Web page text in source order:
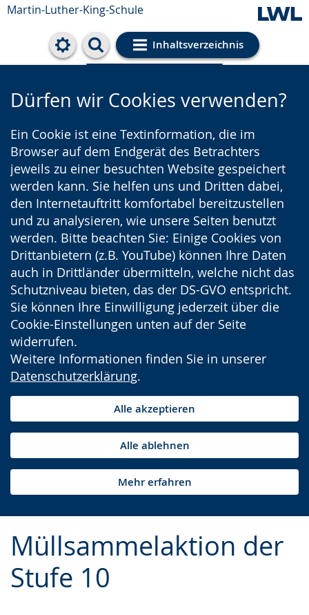
Martin-Luther-King-Schule
Inhaltsverzeichnis
Cookie-Einstellungen
Dürfen wir Cookies verwenden?
Ein Cookie ist eine Textinformation, die im
Browser auf dem Endgerät des Betrachters
jeweils zu einer besuchten Website gespeichert
werden kann. Sie helfen uns und Dritten dabei,
den Internetauftritt komfortabel bereitzustellen
und zu analysieren, wie unsere Seiten benutzt
werden. Bitte beachten Sie: Einige Cookies von
Drittanbietern (z.B. YouTube) können Ihre Daten
auch in Drittländer übermitteln, welche nicht das
Schutzniveau bieten, das der DS-GVO entspricht.
Sie können Ihre Einwilligung jederzeit über die
Cookie-Einstellungen unten auf der Seite
widerrufen.
Weitere Informationen finden Sie in unserer
Datenschutzerklärung.
Alle akzeptieren
Alle ablehnen
Mehr erfahren
Müllsammelaktion der
Stufe 10